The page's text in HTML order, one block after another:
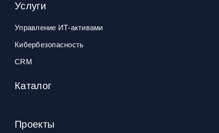
Услуги
Управление ИТ‑активами
Кибербезопасность
CRM
Каталог
Проекты